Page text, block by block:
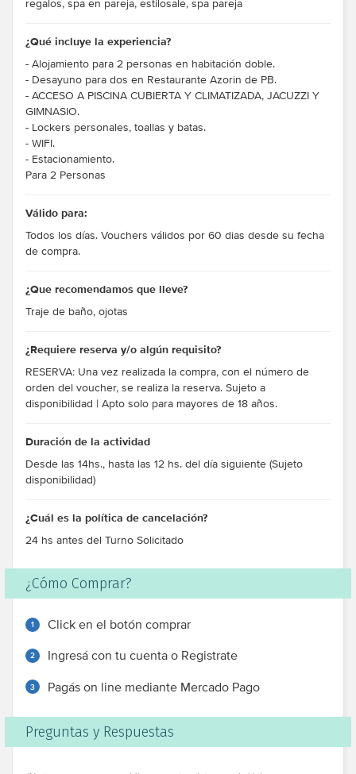
regalos, spa en pareja, estilosale, spa pareja
¿Qué incluye la experiencia?
- Alojamiento para 2 personas en habitación doble.
- Desayuno para dos en Restaurante Azorin de PB.
- ACCESO A PISCINA CUBIERTA Y CLIMATIZADA, JACUZZI Y
GIMNASIO.
- Lockers personales, toallas y batas.
- WIFI.
- Estacionamiento.
Para 2 Personas
Válido para:
Todos los días. Vouchers válidos por 60 dias desde su fecha
de compra.
¿Que recomendamos que lleve?
Traje de baño, ojotas
¿Requiere reserva y/o algún requisito?
RESERVA: Una vez realizada la compra, con el número de
orden del voucher, se realiza la reserva. Sujeto a
disponibilidad | Apto solo para mayores de 18 años.
Duración de la actividad
Desde las 14hs., hasta las 12 hs. del día siguiente (Sujeto
disponibilidad)
¿Cuál es la política de cancelación?
24 hs antes del Turno Solicitado
¿Cómo Comprar?
1 Click en el botón comprar
2 Ingresá con tu cuenta o Registrate
3 Pagás on line mediante Mercado Pago
Preguntas y Respuestas